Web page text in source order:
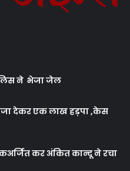
ने भेजा जेल
देकर एक लाख हड़पा ,केस
कर अंकित कान्दू ने रचा